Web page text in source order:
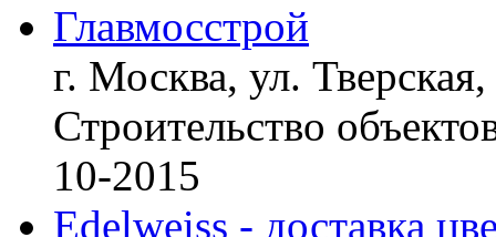
Главмосстрой
г. Москва, ул.
Строительство
10-2015
Edelweiss - доставка